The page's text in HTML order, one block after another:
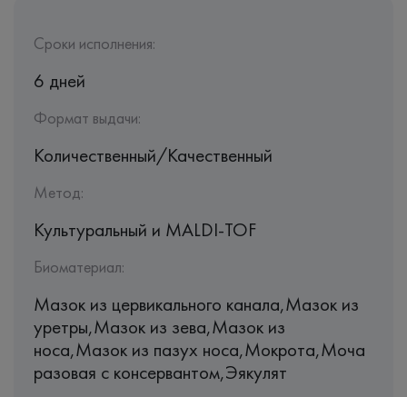
Сроки исполнения:
6 дней
Формат выдачи:
Количественный/Качественный
Метод:
Культуральный и MALDI-TOF
Биоматериал:
Мазок из цервикального канала,Мазок из
уретры,Мазок из зева,Мазок из
носа,Мазок из пазух носа,Мокрота,Моча
разовая с консервантом,Эякулят